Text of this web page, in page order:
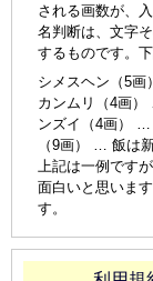
される画数が、
名判断は、文字
するものです。
シメスヘン（5
カンムリ（4画
ンズイ（4画） …
（9画） … 飯は
上記は一例です
面白いと思いま
す。